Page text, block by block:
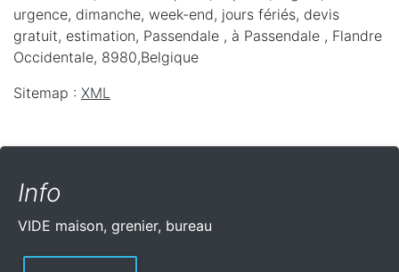
urgence, dimanche, week-end, jours fériés, devis
gratuit, estimation, Passendale , à Passendale , Flandre
Occidentale, 8980,Belgique
Sitemap : XML
Info
VIDE maison, grenier, bureau